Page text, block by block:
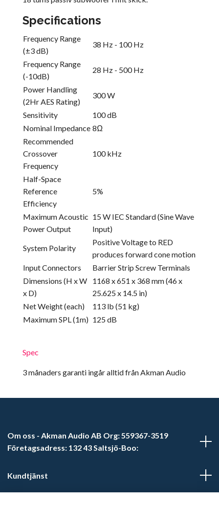
Specifications
Frequency Range
(±3 dB)
38 Hz - 100 Hz
Frequency Range
(-10dB)
28 Hz - 500 Hz
Power Handling
(2Hr AES Rating)
300 W
Sensitivity
100 dB
Nominal Impedance 8Ω
Recommended
Crossover
Frequency
100 kHz
Half-Space
Reference
Efficiency
5%
Maximum Acoustic
Power Output
15 W IEC Standard (Sine Wave
Input)
System Polarity
Positive Voltage to RED
produces forward cone motion
Input Connectors
Barrier Strip Screw Terminals
Dimensions (H x W
x D)
1168 x 651 x 368 mm (46 x
25.625 x 14.5 in)
Net Weight (each)
113 lb (51 kg)
Maximum SPL (1m) 125 dB
Spec
3 månaders garanti ingår alltid från Akman Audio
Om oss - Akman Audio AB Org: 559367-3519
Företagsadress: 132 43 Saltsjö-Boo:
Kundtjänst